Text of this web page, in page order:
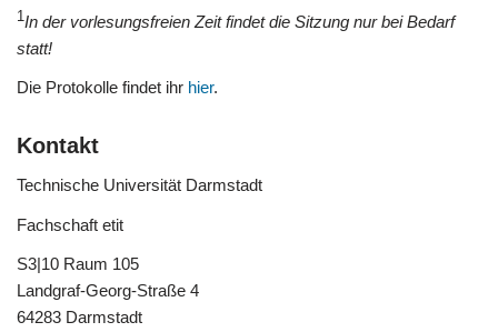
1In der vorlesungsfreien Zeit findet die Sitzung nur bei Bedarf
statt!
Die Protokolle findet ihr hier.
Kontakt
Technische Universität Darmstadt
Fachschaft etit
S3|10 Raum 105
Landgraf-Georg-Straße 4
64283 Darmstadt